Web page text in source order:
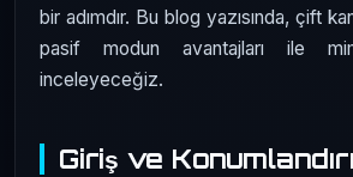
bir adımdır. Bu blog yazısında, çift
pasif modun avantajları ile
inceleyeceğiz.
Giriş ve